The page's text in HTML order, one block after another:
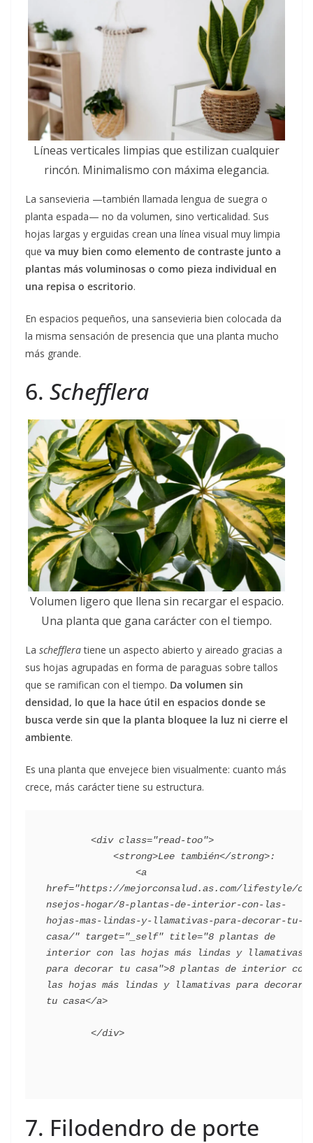
Líneas verticales limpias que estilizan cualquier
rincón. Minimalismo con máxima elegancia.
La sansevieria —también llamada lengua de suegra o
planta espada— no da volumen, sino verticalidad. Sus
hojas largas y erguidas crean una línea visual muy limpia
que va muy bien como elemento de contraste junto a
plantas más voluminosas o como pieza individual en
una repisa o escritorio.
En espacios pequeños, una sansevieria bien colocada da
la misma sensación de presencia que una planta mucho
más grande.
6. Schefflera
Volumen ligero que llena sin recargar el espacio.
Una planta que gana carácter con el tiempo.
La scheffleratiene un aspecto abierto y aireado gracias a
sus hojas agrupadas en forma de paraguas sobre tallos
que se ramifican con el tiempo. Da volumen sin
densidad, lo que la hace útil en espacios donde se
busca verde sin que la planta bloquee la luz ni cierre el
ambiente.
Es una planta que envejece bien visualmente: cuanto más
crece, más carácter tiene su estructura.
href="https://mejorconsalud.as.com/lifestyle/co
nsejos-hogar/8-plantas-de-interior-con-las-
hojas-mas-lindas-y-llamativas-para-decorar-tu-
casa/" target="_self" title="8 plantas de
interior con las hojas más lindas y llamativas
para decorar tu casa">8 plantas de interior con
las hojas más lindas y llamativas para decorar
tu casa</a>
7. Filodendro de porte